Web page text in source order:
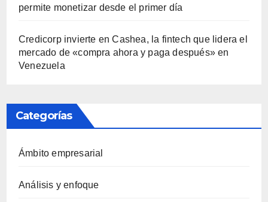
permite monetizar desde el primer día
Credicorp invierte en Cashea, la fintech que lidera el
mercado de «compra ahora y paga después» en
Venezuela
Categorías
Ámbito empresarial
Análisis y enfoque